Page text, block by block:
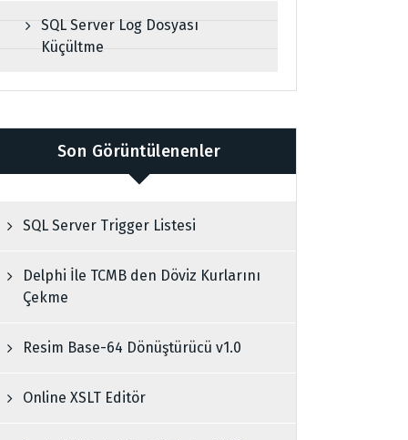
SQL Server Log Dosyası
Küçültme
Son Görüntülenenler
SQL Server Trigger Listesi
Delphi İle TCMB den Döviz Kurlarını
Çekme
Resim Base-64 Dönüştürücü v1.0
Online XSLT Editör